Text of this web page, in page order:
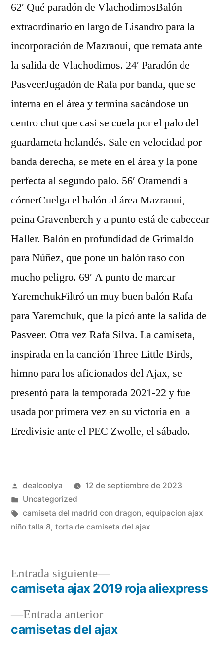
62′ Qué paradón de VlachodimosBalón
extraordinario en largo de Lisandro para la
incorporación de Mazraoui, que remata ante
la salida de Vlachodimos. 24′ Paradón de
PasveerJugadón de Rafa por banda, que se
interna en el área y termina sacándose un
centro chut que casi se cuela por el palo del
guardameta holandés. Sale en velocidad por
banda derecha, se mete en el área y la pone
perfecta al segundo palo. 56′ Otamendi a
córnerCuelga el balón al área Mazraoui,
peina Gravenberch y a punto está de cabecear
Haller. Balón en profundidad de Grimaldo
para Núñez, que pone un balón raso con
mucho peligro. 69′ A punto de marcar
YaremchukFiltró un muy buen balón Rafa
para Yaremchuk, que la picó ante la salida de
Pasveer. Otra vez Rafa Silva. La camiseta,
inspirada en la canción Three Little Birds,
himno para los aficionados del Ajax, se
presentó para la temporada 2021-22 y fue
usada por primera vez en su victoria en la
Eredivisie ante el PEC Zwolle, el sábado.
Publicado
por
dealcoolya
12 de septiembre de 2023
Publicado
en
Uncategorized
Etiquetas:
camiseta del madrid con dragon, equipacion ajax
niño talla 8, torta de camiseta del ajax
Navegación
deEntrada anteriorEntrada
anterior:
camisetas del ajax
Entrada siguiente
Entrada
siguiente:
camiseta ajax 2019 roja aliexpress